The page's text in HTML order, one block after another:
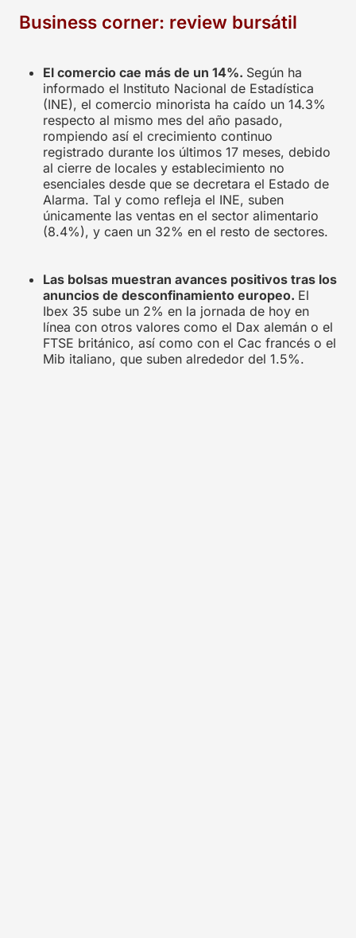
Business corner: review bursátil
El comercio cae más de un 14%. Según ha
informado el Instituto Nacional de Estadística
(INE), el comercio minorista ha caído un 14.3%
respecto al mismo mes del año pasado,
rompiendo así el crecimiento continuo
registrado durante los últimos 17 meses, debido
al cierre de locales y establecimiento no
esenciales desde que se decretara el Estado de
Alarma. Tal y como refleja el INE, suben
únicamente las ventas en el sector alimentario
(8.4%), y caen un 32% en el resto de sectores.
Las bolsas muestran avances positivos tras los
anuncios de desconfinamiento europeo. El
Ibex 35 sube un 2% en la jornada de hoy en
línea con otros valores como el Dax alemán o el
FTSE británico, así como con el Cac francés o el
Mib italiano, que suben alrededor del 1.5%.